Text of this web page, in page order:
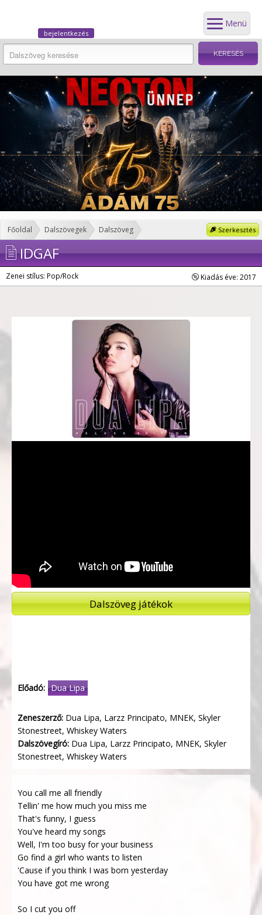
Menü
bejelentkezés
Szerkesztés
Főoldal Dalszövegek Dalszöveg
IDGAF
Zenei stílus: Pop/Rock Kiadás éve: 2017
Dalszöveg játékok
Előadó: Dua Lipa
Zeneszerző: Dua Lipa, Larzz Principato, MNEK, Skyler
Stonestreet, Whiskey Waters
Dalszövegíró: Dua Lipa, Larzz Principato, MNEK, Skyler
Stonestreet, Whiskey Waters
You call me all friendly
Tellin' me how much you miss me
That's funny, I guess
You've heard my songs
Well, I'm too busy for your business
Go find a girl who wants to listen
'Cause if you think I was born yesterday
You have got me wrong
So I cut you off